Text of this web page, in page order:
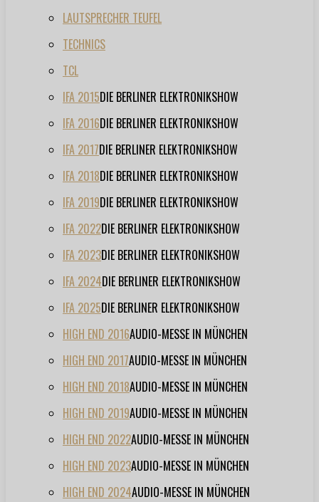
LAUTSPRECHER TEUFEL
TECHNICS
TCL
IFA 2015DIE BERLINER ELEKTRONIKSHOW
IFA 2016DIE BERLINER ELEKTRONIKSHOW
IFA 2017DIE BERLINER ELEKTRONIKSHOW
IFA 2018DIE BERLINER ELEKTRONIKSHOW
IFA 2019DIE BERLINER ELEKTRONIKSHOW
IFA 2022DIE BERLINER ELEKTRONIKSHOW
IFA 2023DIE BERLINER ELEKTRONIKSHOW
IFA 2024DIE BERLINER ELEKTRONIKSHOW
IFA 2025DIE BERLINER ELEKTRONIKSHOW
HIGH END 2016AUDIO-MESSE IN MÜNCHEN
HIGH END 2017AUDIO-MESSE IN MÜNCHEN
HIGH END 2018AUDIO-MESSE IN MÜNCHEN
HIGH END 2019AUDIO-MESSE IN MÜNCHEN
HIGH END 2022AUDIO-MESSE IN MÜNCHEN
HIGH END 2023AUDIO-MESSE IN MÜNCHEN
HIGH END 2024AUDIO-MESSE IN MÜNCHEN